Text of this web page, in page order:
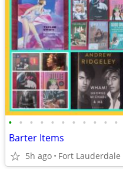
• • • • • • • • • • •
Barter Items
5h ago Fort Lauderdale